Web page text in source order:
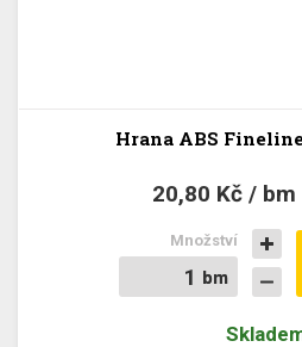
Hrana ABS
20,80 Kč / bm
bm
bm
Množství